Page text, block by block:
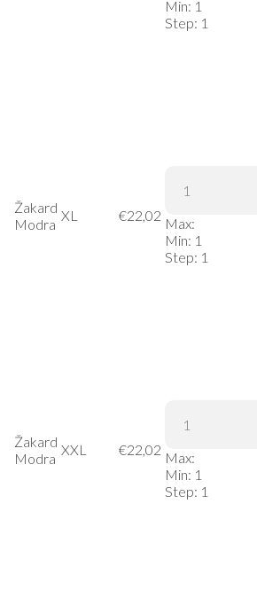
Min: 1
Step: 1
Žakard
Modra
XL €22,02 Max:
Min: 1
Step: 1
Žakard
Modra
XXL €22,02 Max:
Min: 1
Step: 1